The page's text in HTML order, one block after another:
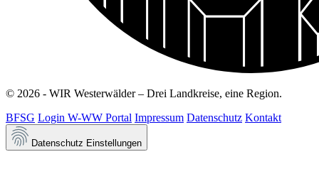
© 2026 - WIR Westerwälder – Drei Landkreise, eine Region.
BFSG Login W-WW Portal Impressum Datenschutz Kontakt
Datenschutz Einstellungen